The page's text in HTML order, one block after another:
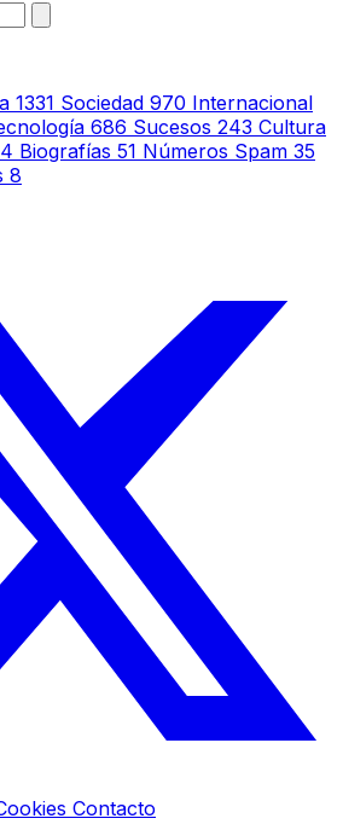
1331 Sociedad 970 Internacional
686 Sucesos 243 Cultura
Biografías 51 Números Spam 35
8
Contacto